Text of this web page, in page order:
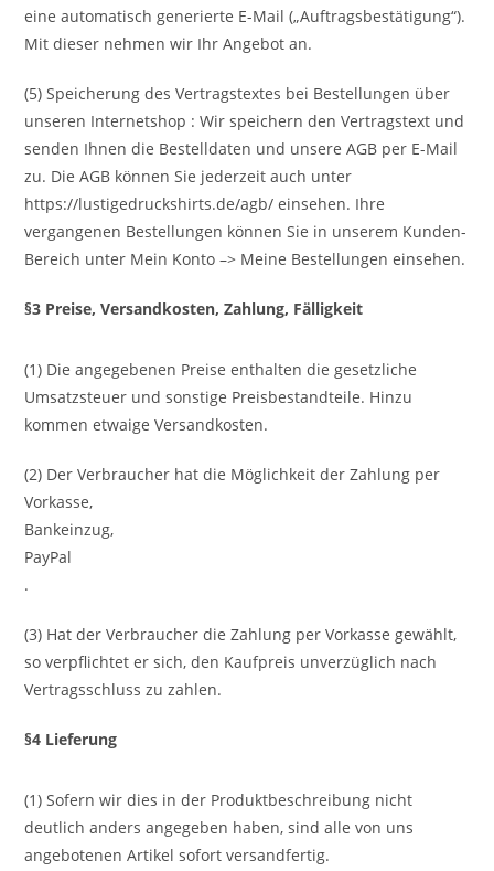
eine automatisch generierte E-Mail („Auftragsbestätigung“).
Mit dieser nehmen wir Ihr Angebot an.
(5) Speicherung des Vertragstextes bei Bestellungen über
unseren Internetshop : Wir speichern den Vertragstext und
senden Ihnen die Bestelldaten und unsere AGB per E-Mail
zu. Die AGB können Sie jederzeit auch unter
https://lustigedruckshirts.de/agb/ einsehen. Ihre
vergangenen Bestellungen können Sie in unserem Kunden-
Bereich unter Mein Konto –> Meine Bestellungen einsehen.
§3 Preise, Versandkosten, Zahlung, Fälligkeit
(1) Die angegebenen Preise enthalten die gesetzliche
Umsatzsteuer und sonstige Preisbestandteile. Hinzu
kommen etwaige Versandkosten.
(2) Der Verbraucher hat die Möglichkeit der Zahlung per
Vorkasse,
Bankeinzug,
PayPal
.
(3) Hat der Verbraucher die Zahlung per Vorkasse gewählt,
so verpflichtet er sich, den Kaufpreis unverzüglich nach
Vertragsschluss zu zahlen.
§4 Lieferung
(1) Sofern wir dies in der Produktbeschreibung nicht
deutlich anders angegeben haben, sind alle von uns
angebotenen Artikel sofort versandfertig.